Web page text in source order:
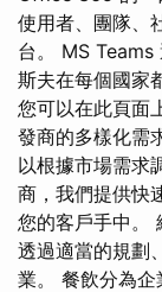
使用者、團隊、
台。 MS Teams
斯夫在每個國家
您可以在此頁面
發商的多樣化需
以根據市場需求
商，我們提供快
您的客戶手中。
透過適當的規劃
業。 餐飲分為